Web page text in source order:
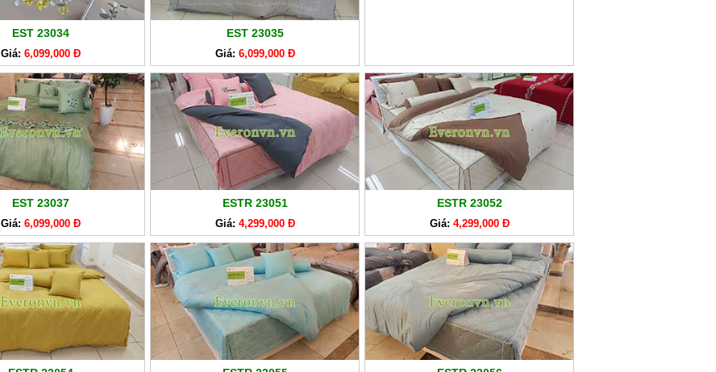
EST 23034
Giá: 6,099,000 Đ
EST 23035
Giá: 6,099,000 Đ
EST 23037
Giá: 6,099,000 Đ
ESTR 23051
Giá: 4,299,000 Đ
ESTR 23052
Giá: 4,299,000 Đ